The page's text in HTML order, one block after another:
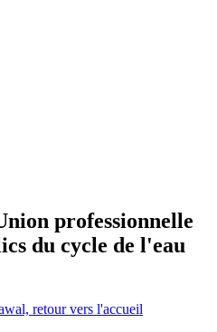
professionnelle
du cycle de l'eau